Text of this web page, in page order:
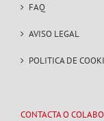
FAQ
AVISO LEGAL
POLITICA DE
CONTACTA O